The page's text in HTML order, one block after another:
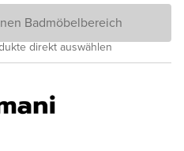
Badmöbelbereich
direkt auswählen